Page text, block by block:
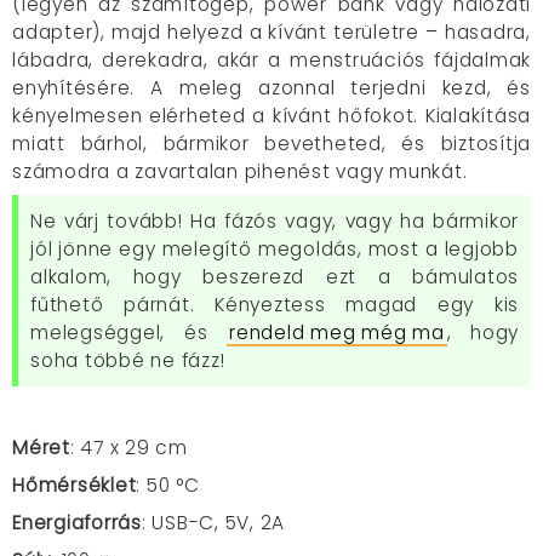
adapter), majd helyezd a kívánt területre – hasadra,
lábadra, derekadra, akár a menstruációs fájdalmak
enyhítésére. A meleg azonnal terjedni kezd, és
kényelmesen elérheted a kívánt hőfokot. Kialakítása
miatt bárhol, bármikor bevetheted, és biztosítja
számodra a zavartalan pihenést vagy munkát.
Ne várj tovább! Ha fázós vagy, vagy ha bármikor
jól jönne egy melegítő megoldás, most a legjobb
alkalom, hogy beszerezd ezt a bámulatos
fűthető párnát. Kényeztess magad egy kis
melegséggel, és rendeld meg még ma, hogy
soha többé ne fázz!
Méret: 47 x 29 cm
Hőmérséklet: 50 °C
Energiaforrás: USB-C, 5V, 2A